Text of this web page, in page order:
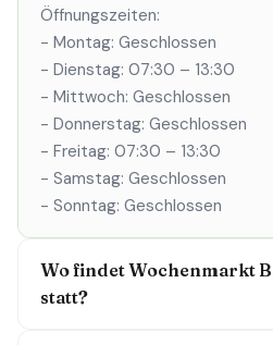
Öffnungszeiten:
- Montag: Geschlossen
- Dienstag: 07:30 – 13:30
- Mittwoch: Geschlossen
- Donnerstag: Geschlossen
- Freitag: 07:30 – 13:30
- Samstag: Geschlossen
- Sonntag: Geschlossen
Wo findet Wochenmarkt
statt?